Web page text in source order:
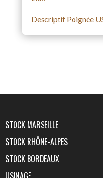
Descriptif Poignée
STOCK MARSEILLE
STOCK RHÔNE-ALPES
STOCK BORDEAUX